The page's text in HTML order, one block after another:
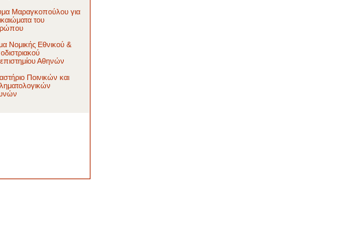
Μαραγκοπούλου για
του
Νομικής Eθνικού &
Αθηνών
Ποινικών και